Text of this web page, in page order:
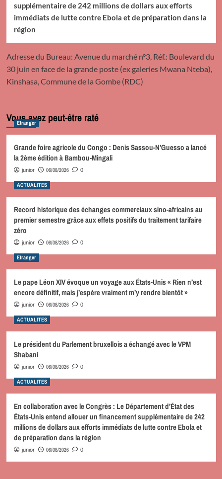
supplémentaire de 242 millions de dollars aux efforts
immédiats de lutte contre Ebola et de préparation dans la
région
Adresse du Bureau: Avenue du marché n°3, Réf.: Boulevard du
30 juin en face de la grande poste (ex galeries Mwana Nteba),
Kinshasa, Commune de la Gombe (RDC)
Vous avez peut-être raté
Etranger
Grande foire agricole du Congo : Denis Sassou-N’Guesso a lancé
la 2ème édition à Bambou-Mingali
junior 06/08/2026 0
ACTUALITES
Record historique des échanges commerciaux sino-africains au
premier semestre grâce aux effets positifs du traitement tarifaire
zéro
junior 06/08/2026 0
Etranger
Le pape Léon XIV évoque un voyage aux États-Unis « Rien n’est
encore définitif, mais j’espère vraiment m’y rendre bientôt »
junior 06/08/2026 0
ACTUALITES
Le président du Parlement bruxellois a échangé avec le VPM
Shabani
junior 06/08/2026 0
ACTUALITES
En collaboration avec le Congrès : Le Département d’État des
États-Unis entend allouer un financement supplémentaire de 242
millions de dollars aux efforts immédiats de lutte contre Ebola et
de préparation dans la région
junior 06/08/2026 0